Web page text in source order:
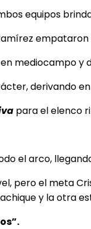
equipos
empataron
mediocampo y
derivando
para el elenco
el arco,
pero el meta
y la otra